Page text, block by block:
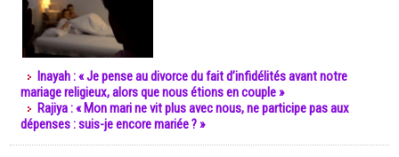
Inayah : « Je pense au divorce du fait d’infidélités avant notre
mariage religieux, alors que nous étions en couple »
Rajiya : « Mon mari ne vit plus avec nous, ne participe pas aux
dépenses : suis-je encore mariée ? »